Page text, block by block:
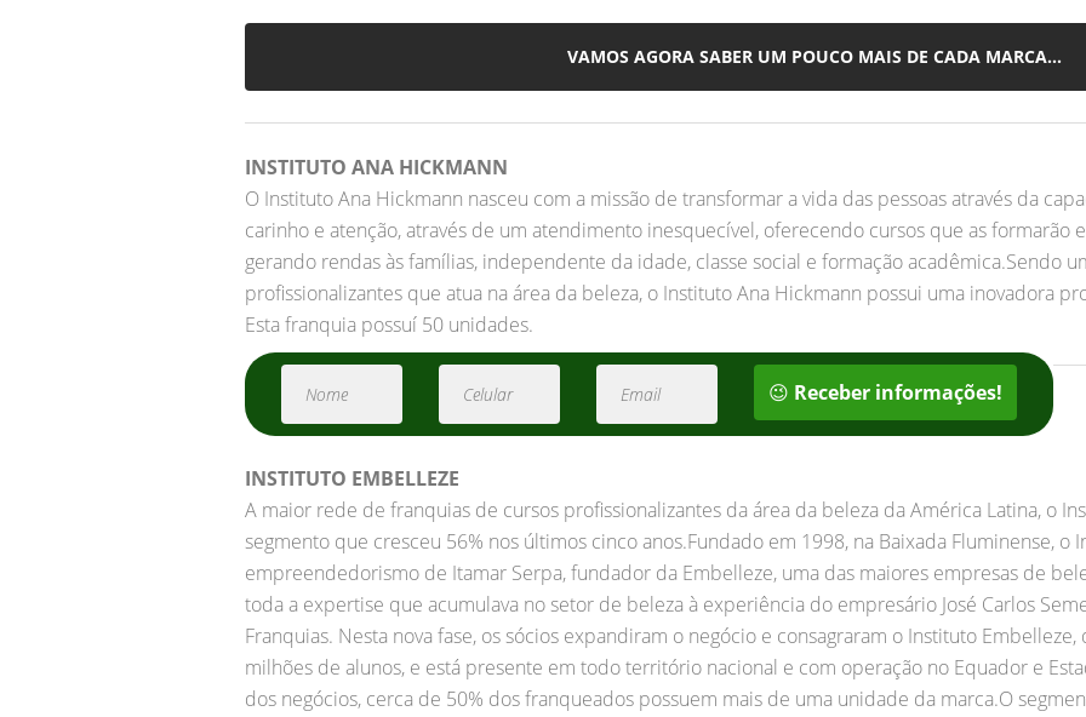
VAMOS AGORA SABER UM POUCO MAIS DE CADA MARCA...
INSTITUTO ANA HICKMANN
O Instituto Ana Hickmann nasceu com a missão de transformar a vida das pessoas através da
carinho e atenção, através de um atendimento inesquecível, oferecendo cursos que as formarão
gerando rendas às famílias, independente da idade, classe social e formação acadêmica.Sendo
profissionalizantes que atua na área da beleza, o Instituto Ana Hickmann possui uma inovadora
Esta franquia possuí 50 unidades.
😉 Receber informações!
INSTITUTO EMBELLEZE
A maior rede de franquias de cursos profissionalizantes da área da beleza da América Latina, o
segmento que cresceu 56% nos últimos cinco anos.Fundado em 1998, na Baixada Fluminense,
empreendedorismo de Itamar Serpa, fundador da Embelleze, uma das maiores empresas de
toda a expertise que acumulava no setor de beleza à experiência do empresário José Carlos
Franquias. Nesta nova fase, os sócios expandiram o negócio e consagraram o Instituto
milhões de alunos, e está presente em todo território nacional e com operação no Equador e
dos negócios, cerca de 50% dos franqueados possuem mais de uma unidade da marca.O